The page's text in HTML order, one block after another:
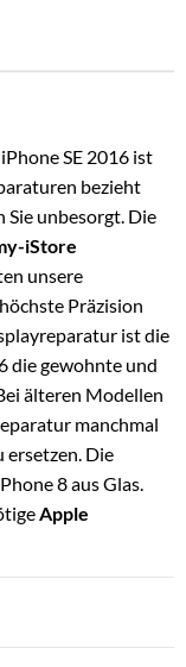
SE 2016 ist
bezieht
Sie unbesorgt. Die
iStore
unsere
Präzision
ist die
die gewohnte und
älteren Modellen
manchmal
Die
8 aus Glas.
Apple